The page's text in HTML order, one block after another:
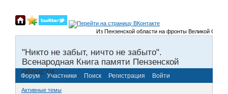
Из Пензенской области на фронты Великой
"Никто не забыт, ничто не забыто".
Всенародная Книга памяти Пензенской
области.
Форум Участники Поиск Регистрация Войти
Активные темы